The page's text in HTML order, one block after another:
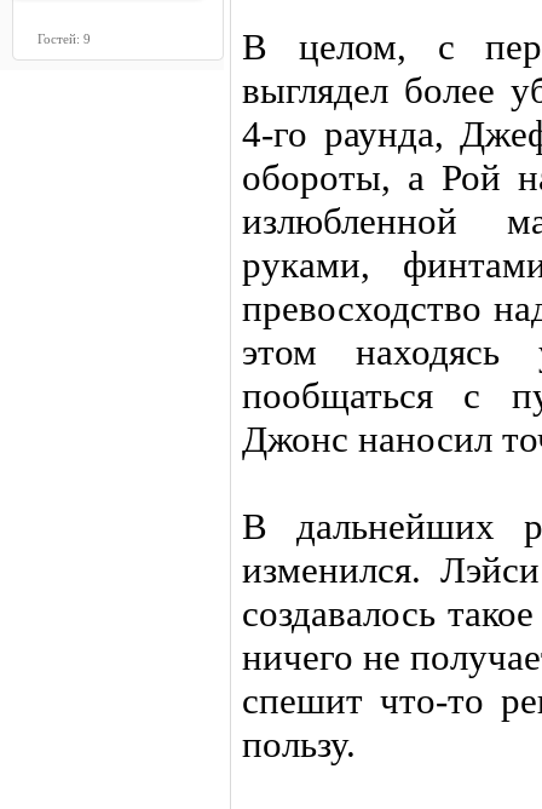
Гостей: 9
В целом, с
выглядел более
4-го раунда,
обороты, а Рой
излюбленной
руками,
превосходство
этом
пообщаться с
Джонс наносил
В дальнейших
изменился.
создавалось
ничего не
спешит что-то
пользу.